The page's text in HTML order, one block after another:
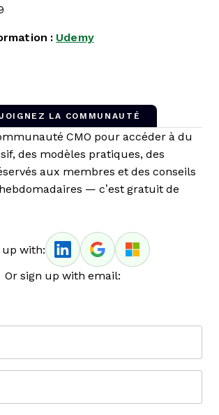
: Udemy
LA COMMUNAUTÉ
CMO pour accéder à du
des modèles pratiques, des
aux membres et des conseils
— c’est gratuit de
up with:
Or sign up with email: